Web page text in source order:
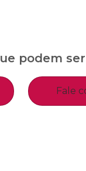
podem
Fale